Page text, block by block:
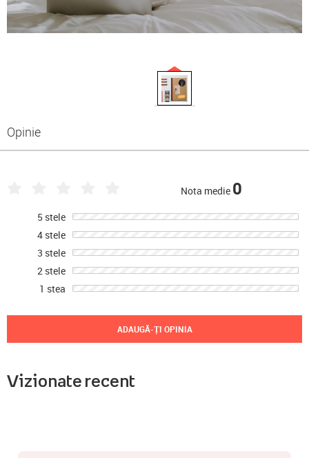
Opinie
Nota medie 0
5 stele
4 stele
3 stele
2 stele
1 stea
ADAUGĂ-ȚI OPINIA
Vizionate recent